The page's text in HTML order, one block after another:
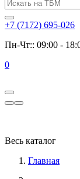
+7 (7172) 695-026
Пн-Чт:: 09:00 -
0
Весь каталог
Главная